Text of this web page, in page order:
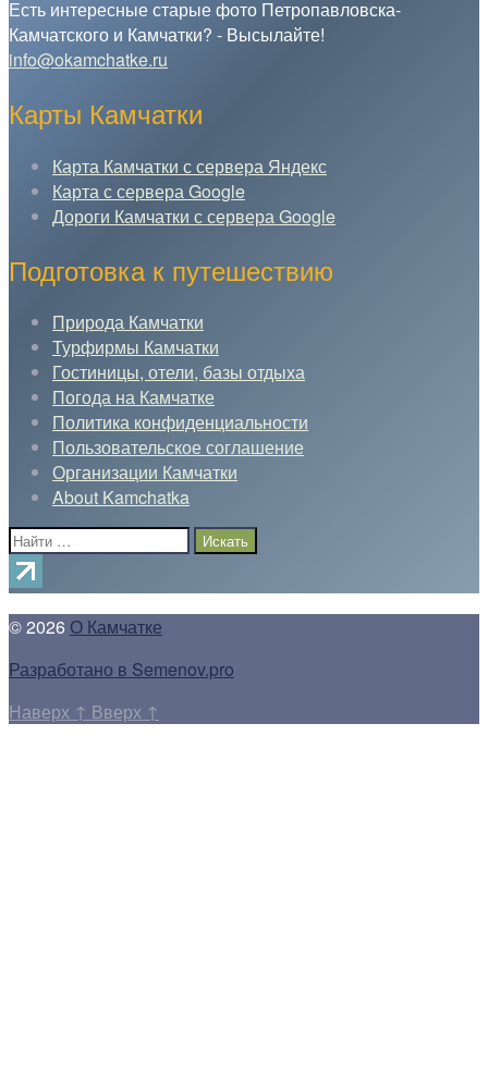
Есть интересные старые фото Петропавловска-
Камчатского и Камчатки? - Высылайте!
info@okamchatke.ru
Карты Камчатки
Карта Камчатки с сервера Яндекс
Карта с сервера Google
Дороги Камчатки с сервера Google
Подготовка к путешествию
Природа Камчатки
Турфирмы Камчатки
Гостиницы, отели, базы отдыха
Погода на Камчатке
Политика конфиденциальности
Пользовательское соглашение
Организации Камчатки
About Kamchatka
Поиск:
© 2026 О Камчатке
Разработано в Semenov.pro
Наверх ↑ Вверх ↑